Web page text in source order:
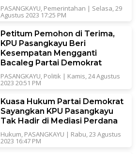
PASANGKAYU, Pemerintahan | Selasa, 29
Agustus 2023 17:25 PM
Petitum Pemohon di Terima,
KPU Pasangkayu Beri
Kesempatan Mengganti
Bacaleg Partai Demokrat
PASANGKAYU, Politik | Kamis, 24 Agustus
2023 20:51 PM
Kuasa Hukum Partai Demokrat
Sayangkan KPU Pasangkayu
Tak Hadir di Mediasi Perdana
Hukum, PASANGKAYU | Rabu, 23 Agustus
2023 16:47 PM